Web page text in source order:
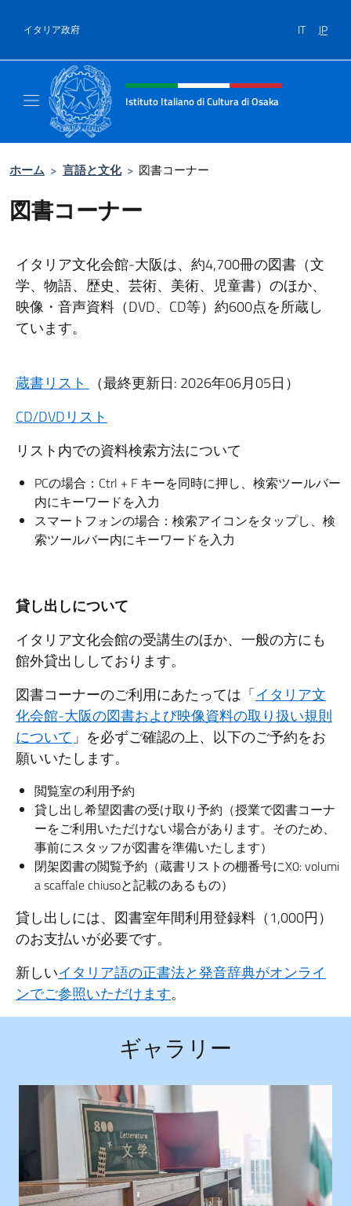
イタリア政府 IT JP
Header, social and menu of site
Istituto Italiano di Cultura di Osaka
ホーム > 言語と文化 > 図書コーナー
図書コーナー
イタリア文化会館-大阪は、約4,700冊の図書（文
学、物語、歴史、芸術、美術、児童書）のほか、
映像・音声資料（DVD、CD等）約600点を所蔵し
ています。
蔵書リスト
（最終更新日: 2026年06月05日）
CD/DVDリスト
リスト内での資料検索方法について
PCの場合：Ctrl + F キーを同時に押し、検索ツールバー
内にキーワードを入力
スマートフォンの場合：検索アイコンをタップし、検
索ツールバー内にキーワードを入力
貸し出しについて
イタリア文化会館の受講生のほか、一般の方にも
館外貸出ししております。
図書コーナーのご利用にあたっては「イタリア文
化会館-大阪の図書および映像資料の取り扱い規則
について 」を必ずご確認の上、以下のご予約をお
願いいたします。
閲覧室の利用予約
貸し出し希望図書の受け取り予約（授業で図書コーナ
ーをご利用いただけない場合があります。そのため、
事前にスタッフが図書を準備いたします）
閉架図書の閲覧予約（蔵書リストの棚番号にX0: volumi
a scaffale chiusoと記載のあるもの）
貸し出しには、図書室年間利用登録料（1,000円）
のお支払いが必要です。
新しいイタリア語の正書法と発音辞典がオンライ
ンでご参照いただけます。
ギャラリー